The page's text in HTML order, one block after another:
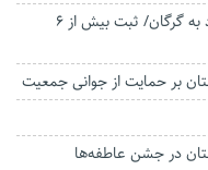
بیشترین ترددهای نوروزی در محور علی آباد به گرگان/ ثبت بیش از ۶
بر حمایت از جوانی جمعیت